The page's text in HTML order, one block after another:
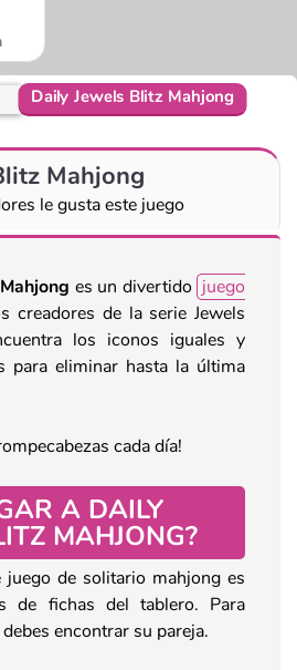
Daily Jewels Blitz Mahjong
Mahjong
le gusta este juego
es un divertido juego
creadores de la serie Jewels
los iconos iguales y
para eliminar hasta la última
cada día!
A DAILY
MAHJONG?
juego de solitario mahjong es
de fichas del tablero. Para
encontrar su pareja.